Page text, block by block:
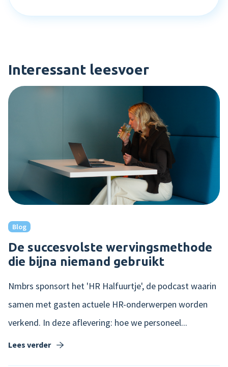
Interessant leesvoer
Blog
De succesvolste wervingsmethode
die bijna niemand gebruikt
Nmbrs sponsort het 'HR Halfuurtje', de podcast waarin
samen met gasten actuele HR-onderwerpen worden
verkend. In deze aflevering: hoe we personeel...
Lees verder